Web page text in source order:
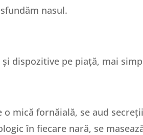
nasul.
dispozitive pe piață, mai
o mică fornăială, se aud
în fiecare nară, se